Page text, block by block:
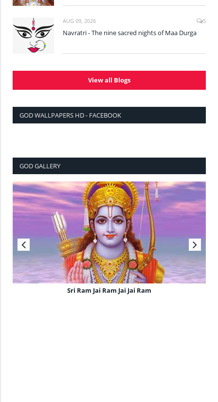
AUG 09, 2026 5
Navratri - The nine sacred nights of Maa Durga
View all Blogs
GOD WALLPAPERS HD - FACEBOOK
GOD GALLERY
Sri Ram Jai Ram Jai Jai Ram